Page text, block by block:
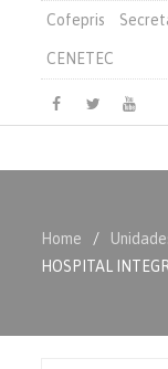
Cofepris
CENETEC
Facebook
Twitter
Home
HOSPITAL